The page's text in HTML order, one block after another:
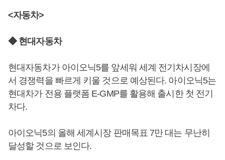
<자동차>
◆ 현대자동차
현대자동차가 아이오닉5를 앞세워 세계 전기차시장에
서 경쟁력을 빠르게 키울 것으로 예상된다. 아이오닉5는
현대차가 전용 플랫폼 E-GMP를 활용해 출시한 첫 전기
차다.
아이오닉5의 올해 세계시장 판매목표 7만 대는 무난히
달성할 것으로 보인다.